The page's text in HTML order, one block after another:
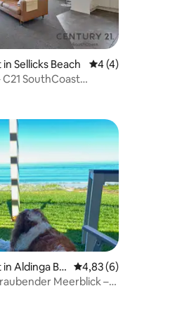
4,75 von 5, 4 Bewertungen
Sellicks Beach
4 (4)
C21 SouthCoast
Aldinga Be
Durchschnittliche
4,83 (6)
Meerblick –